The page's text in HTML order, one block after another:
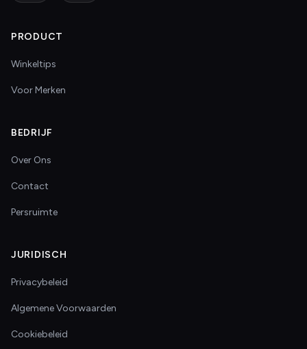
PRODUCT
Winkeltips
Voor Merken
BEDRIJF
Over Ons
Contact
Persruimte
JURIDISCH
Privacybeleid
Algemene Voorwaarden
Cookiebeleid